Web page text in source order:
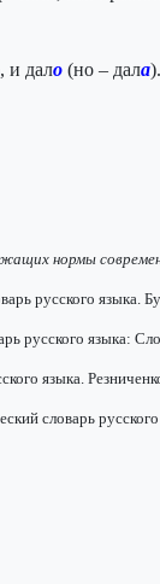
и дало (но – дала).
нормы
русского
русского языка:
языка.
словарь